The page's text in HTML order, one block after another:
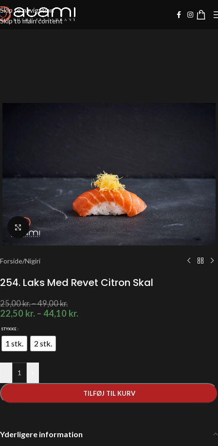
Skip to navigation
Skip to main content
Klik for at forstørre
Forside/Nigiri
254. Laks Med Revet Citron Skal
25,00kr.–49,00kr.
22,50 kr. – 44,10 kr.
STYKKE
1 stk. 2 stk.
TILFØJ TIL KURV
Yderligere information